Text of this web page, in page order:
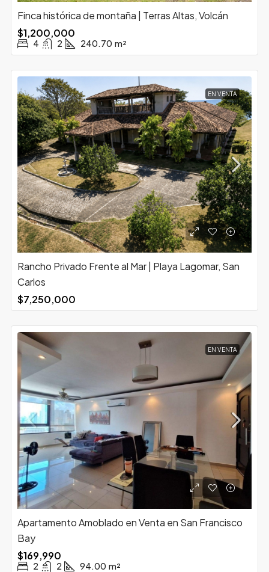
Finca histórica de montaña | Terras Altas, Volcán
$1,200,000
4 2 240.70 m²
EN VENTA
Rancho Privado Frente al Mar | Playa Lagomar, San
Carlos
$7,250,000
EN VENTA
Apartamento Amoblado en Venta en San Francisco
Bay
$169,990
2 2 94.00 m²